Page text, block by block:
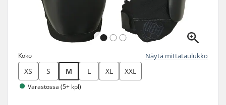
Koko Näytä mittataulukko
XS S M L XL XXL
Varastossa (5+ kpl)